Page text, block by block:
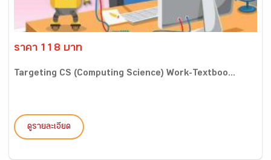
ราคา 118 บาท
Targeting CS (Computing Science) Work-Textboo...
ดูรายละเอียด